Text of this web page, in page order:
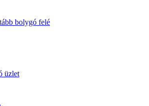
bolygó felé
üzlet